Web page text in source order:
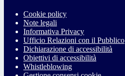
Cookie policy
Note legali
Informativa Privacy
Ufficio Relazioni con il Pubblico
Dichiarazione di accessibilità
Obiettivi di accessibilità
Whistleblowing